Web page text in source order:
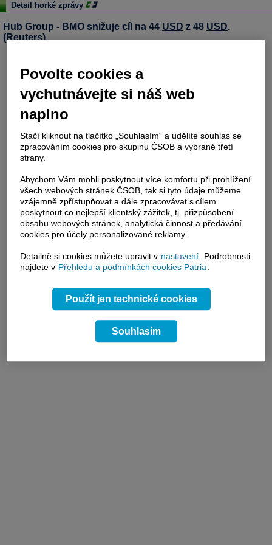
Detail horké zprávy
Hub Group - BMO snižuje cíl na 44 USD z 48 USD.
(Reuters)
Povolte cookies a
vychutnávejte si náš web
naplno
Stačí kliknout na tlačítko „Souhlasím“ a udělíte souhlas se
zpracováním cookies pro skupinu ČSOB a vybrané třetí
strany.
Abychom Vám mohli poskytnout více komfortu při prohlížení
všech webových stránek ČSOB, tak si tyto údaje můžeme
vzájemně zpřístupňovat a dále zpracovávat s cílem
poskytnout co nejlepší klientský zážitek, tj. přizpůsobení
obsahu webových stránek, analytická činnost a předávání
cookies pro účely personalizované reklamy.
Detailně si cookies můžete upravit v nastavení. Podrobnosti
najdete v Přehledu a podmínkách cookies Patria.
Použít jen technické cookies
Souhlasím